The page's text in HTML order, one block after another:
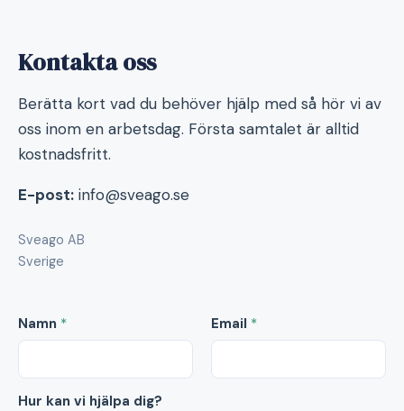
Kontakta oss
Berätta kort vad du behöver hjälp med så hör vi av
oss inom en arbetsdag. Första samtalet är alltid
kostnadsfritt.
E-post: info@sveago.se
Sveago AB
Sverige
Namn * Email *
Hur kan vi hjälpa dig?